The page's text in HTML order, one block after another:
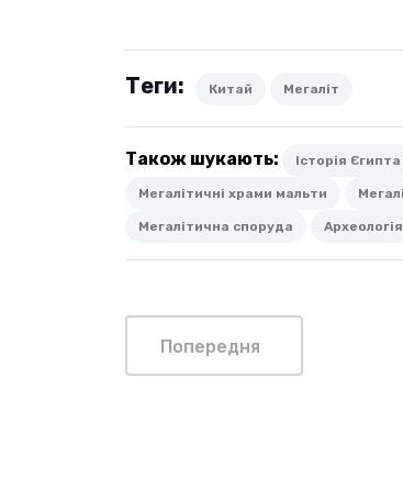
Теги: Китай Мегаліт
Також шукають: Історія Єгипта
Мегалітичні храми мальти
Мегалітична споруда Археологія
Попередня